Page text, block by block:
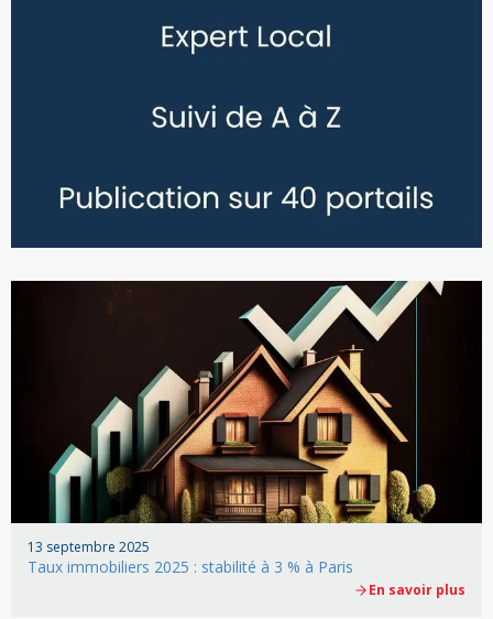
13 septembre 2025
Taux immobiliers 2025 : stabilité à 3 % à Paris
En savoir plus